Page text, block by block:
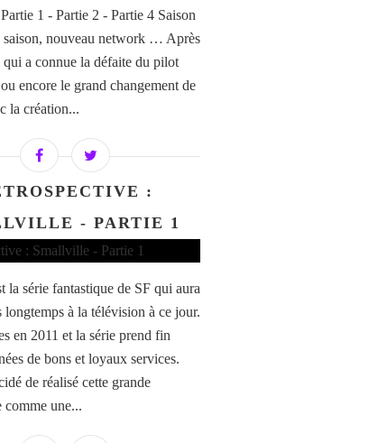
1 - Partie 2 - Partie 4 Saison
nouveau network … Après
qui a connue la défaite du pilot
encore le grand changement de
la création...
:
- PARTIE 1
la série fantastique de SF qui aura
longtemps à la télévision à ce jour.
en 2011 et la série prend fin
de bons et loyaux services.
de réalisé cette grande
comme une...